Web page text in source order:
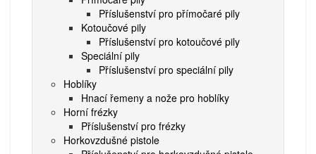
Příslušenství pro přímočaré pily
Kotoučové pily
Příslušenství pro kotoučové pily
Speciální pily
Příslušenství pro speciální pily
Hoblíky
Hnací řemeny a nože pro hoblíky
Horní frézky
Příslušenství pro frézky
Horkovzdušné pistole